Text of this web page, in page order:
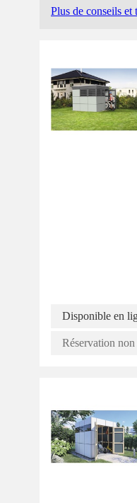
Plus de conseils et
Disponible en
Réservation